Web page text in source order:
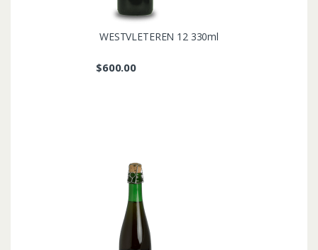
WESTVLETEREN 12 330ml
$600.00